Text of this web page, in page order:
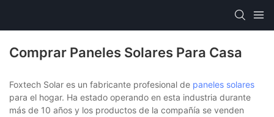
Comprar Paneles Solares Para Casa
Foxtech Solar es un fabricante profesional de paneles solares
para el hogar. Ha estado operando en esta industria durante
más de 10 años y los productos de la compañía se venden